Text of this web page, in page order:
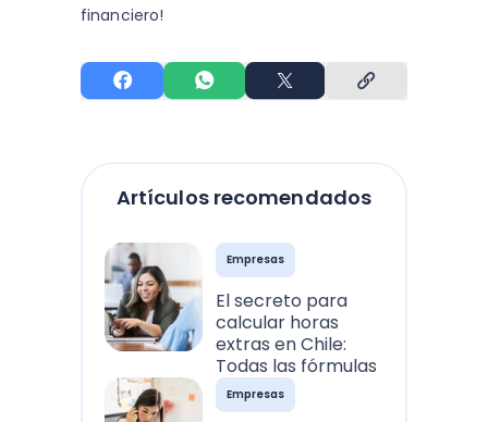
financiero!
Artículos recomendados
Empresas
El secreto para
calcular horas
extras en Chile:
Todas las fórmulas
Empresas